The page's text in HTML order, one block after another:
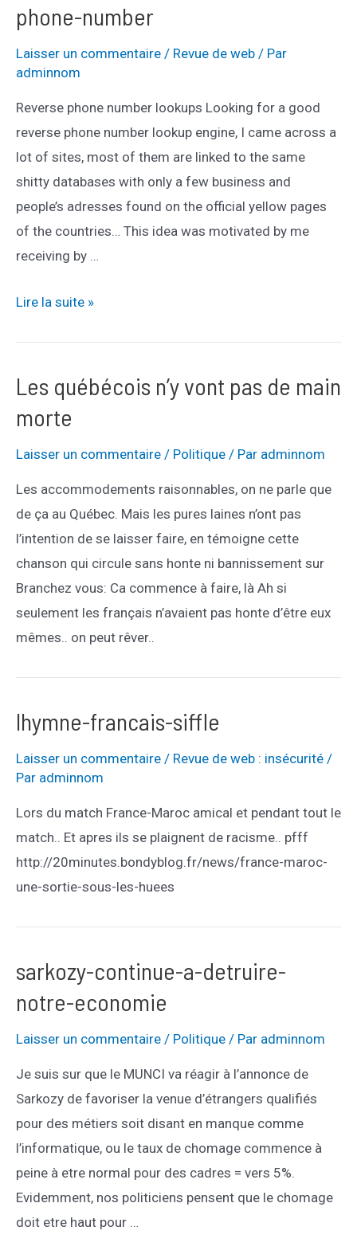
phone-number
Laisser un commentaire / Revue de web / Par
adminnom
Reverse phone number lookups Looking for a good
reverse phone number lookup engine, I came across a
lot of sites, most of them are linked to the same
shitty databases with only a few business and
people’s adresses found on the official yellow pages
of the countries… This idea was motivated by me
receiving by …
how-
people-
from-
their-
phone-
Lire la suite »
Les québécois n’y vont pas de main
morte
Laisser un commentaire / Politique / Par adminnom
Les accommodements raisonnables, on ne parle que
de ça au Québec. Mais les pures laines n’ont pas
l’intention de se laisser faire, en témoigne cette
chanson qui circule sans honte ni bannissement sur
Branchez vous: Ca commence à faire, là Ah si
seulement les français n’avaient pas honte d’être eux
mêmes.. on peut rêver..
lhymne-francais-siffle
Laisser un commentaire / Revue de web : insécurité /
Par adminnom
Lors du match France-Maroc amical et pendant tout le
match.. Et apres ils se plaignent de racisme.. pfff
http://20minutes.bondyblog.fr/news/france-maroc-
une-sortie-sous-les-huees
sarkozy-continue-a-detruire-
notre-economie
Laisser un commentaire / Politique / Par adminnom
Je suis sur que le MUNCI va réagir à l’annonce de
Sarkozy de favoriser la venue d’étrangers qualifiés
pour des métiers soit disant en manque comme
l’informatique, ou le taux de chomage commence à
peine à etre normal pour des cadres = vers 5%.
Evidemment, nos politiciens pensent que le chomage
doit etre haut pour …